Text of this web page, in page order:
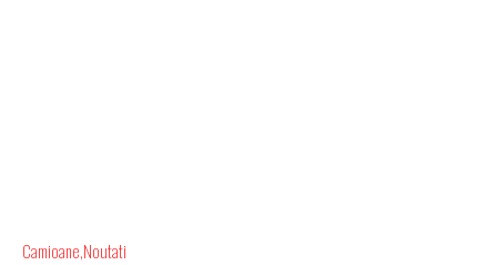
Camioane Noutati